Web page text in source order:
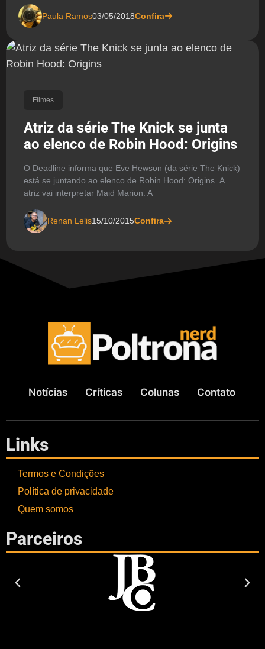
Paula Ramos03/05/2018Confira
Filmes
Atriz da série The Knick se junta
ao elenco de Robin Hood: Origins
O Deadline informa que Eve Hewson (da série The Knick)
está se juntando ao elenco de Robin Hood: Origins. A
atriz vai interpretar Maid Marion. A
Renan Lelis15/10/2015Confira
Notícias Críticas Colunas Contato
Links
Termos e Condições
Política de privacidade
Quem somos
Parceiros